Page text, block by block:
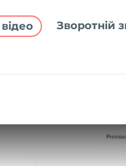
Зворотній